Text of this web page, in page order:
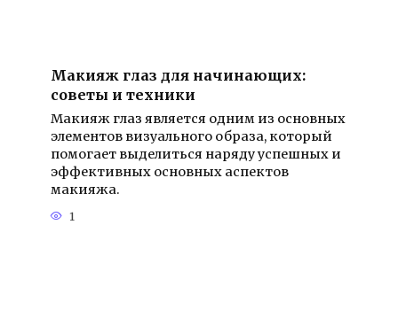
Макияж глаз для начинающих:
советы и техники
Макияж глаз является одним из основных
элементов визуального образа, который
помогает выделиться наряду успешных и
эффективных основных аспектов
макияжа.
1